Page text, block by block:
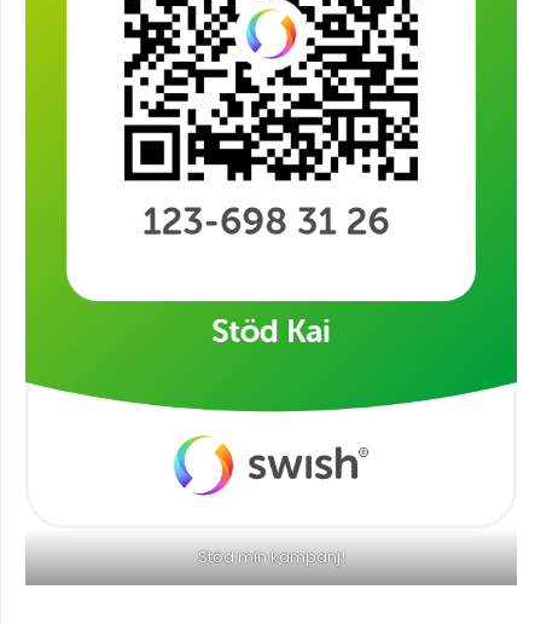
Stöd min kampanj!